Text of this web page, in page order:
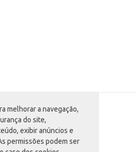
melhorar a navegação,
do site,
exibir anúncios e
permissões podem ser